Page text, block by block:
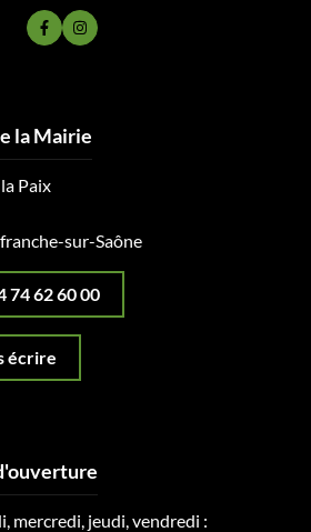
Lien vers le compte Facebook
Lien vers le compte Instagram
la Mairie
Paix
sur-Saône
74 62 60 00
écrire
mercredi, jeudi, vendredi :